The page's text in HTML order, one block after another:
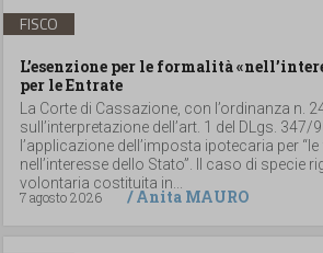
FISCO
L’esenzione per le formalità
per le Entrate
La Corte di Cassazione, con l’ordinanza n.
sull’interpretazione dell’art. 1 del DLgs.
l’applicazione dell’imposta ipotecaria per
nell’interesse dello Stato”. Il caso di specie
volontaria costituita in...
7 agosto 2026
/Anita MAURO